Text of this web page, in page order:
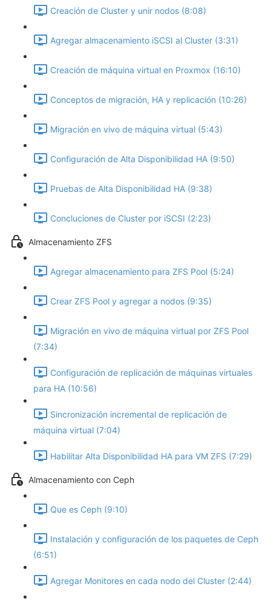
Creación de Cluster y unir nodos (8:08)
Agregar almacenamiento iSCSI al Cluster (3:31)
Creación de máquina virtual en Proxmox (16:10)
Conceptos de migración, HA y replicación (10:26)
Migración en vivo de máquina virtual (5:43)
Configuración de Alta Disponibilidad HA (9:50)
Pruebas de Alta Disponibilidad HA (9:38)
Concluciones de Cluster por iSCSI (2:23)
Almacenamiento ZFS
Agregar almacenamiento para ZFS Pool (5:24)
Crear ZFS Pool y agregar a nodos (9:35)
Migración en vivo de máquina virtual por ZFS Pool
(7:34)
Configuración de replicación de máquinas virtuales
para HA (10:56)
Sincronización incremental de replicación de
máquina virtual (7:04)
Habilitar Alta Disponibilidad HA para VM ZFS (7:29)
Almacenamiento con Ceph
Que es Ceph (9:10)
Instalación y configuración de los paquetes de Ceph
(6:51)
Agregar Monitores en cada nodo del Cluster (2:44)